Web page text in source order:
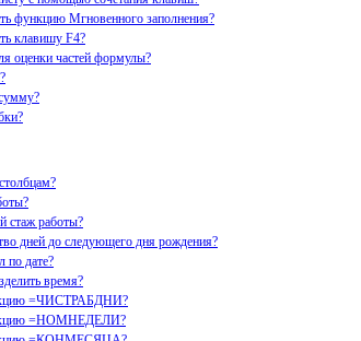
функцию Мгновенного заполнения?
клавишу F4?
оценки частей формулы?
стаж работы?
дней до следующего дня рождения?
по дате?
время?
=ЧИСТРАБДНИ?
=НОМНЕДЕЛИ?